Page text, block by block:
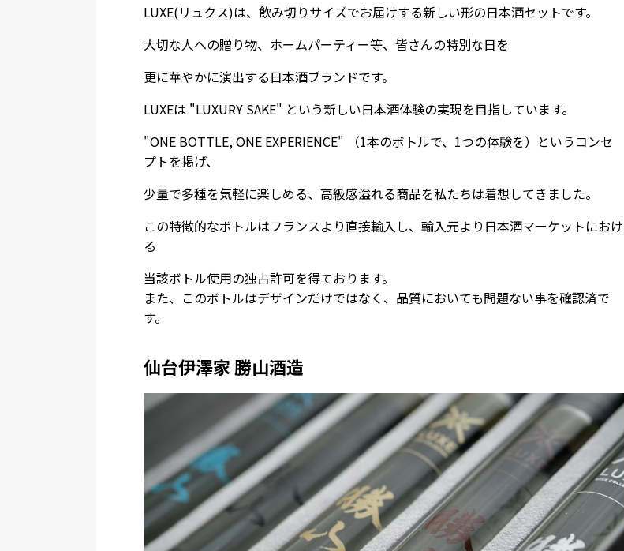
LUXE(リュクス)は、飲み切りサイズでお届けする新しい形の日本酒セットです。
大切な人への贈り物、ホームパーティー等、皆さんの特別な日を
更に華やかに演出する日本酒ブランドです。
LUXEは "LUXURY SAKE" という新しい日本酒体験の実現を目指しています。
"ONE BOTTLE, ONE EXPERIENCE" （1本のボトルで、1つの体験を）というコンセ
プトを掲げ、
少量で多種を気軽に楽しめる、高級感溢れる商品を私たちは着想してきました。
この特徴的なボトルはフランスより直接輸入し、輸入元より日本酒マーケットにおけ
る
当該ボトル使用の独占許可を得ております。
また、このボトルはデザインだけではなく、品質においても問題ない事を確認済で
す。
仙台伊澤家 勝山酒造